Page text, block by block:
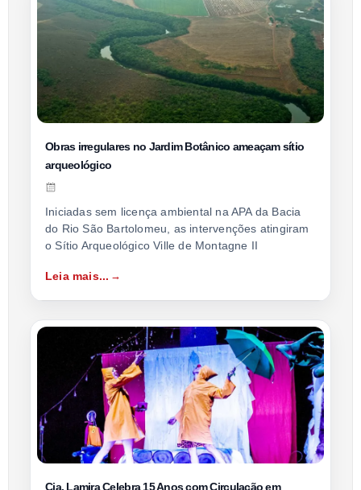
Obras irregulares no Jardim Botânico ameaçam sítio
arqueológico
Iniciadas sem licença ambiental na APA da Bacia
do Rio São Bartolomeu, as intervenções atingiram
o Sítio Arqueológico Ville de Montagne II
Leia mais...
Cia. Lamira Celebra 15 Anos com Circulação em